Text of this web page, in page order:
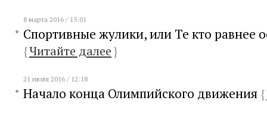
8 марта 2016 / 15:01
Спортивные жулики, или Те кто равнее
{Читайте далее}
21 июля 2016 / 12:18
Начало конца Олимпийского движения {